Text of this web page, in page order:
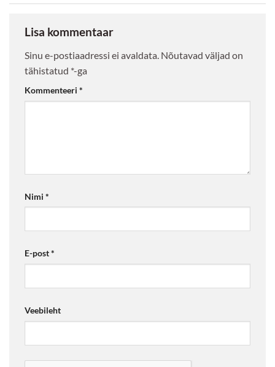
Lisa kommentaar
Sinu e-postiaadressi ei avaldata. Nõutavad väljad on
tähistatud *-ga
Kommenteeri *
Nimi *
E-post*
Veebileht